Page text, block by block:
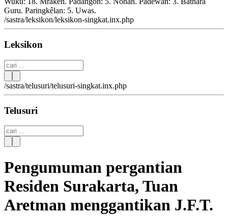
Guru. Paringkêlan: 5. Uwas.
/sastra/leksikon/leksikon-singkat.inx.php
Leksikon
/sastra/telusuri/telusuri-singkat.inx.php
Telusuri
Pengumuman pergantian
Residen Surakarta, Tuan
Aretman menggantikan J.F.T.